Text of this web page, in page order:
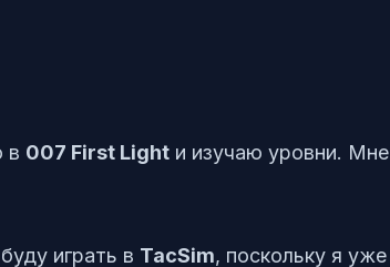
в 007 First Light и изучаю уровни. Мне
играть в TacSim, поскольку я уже